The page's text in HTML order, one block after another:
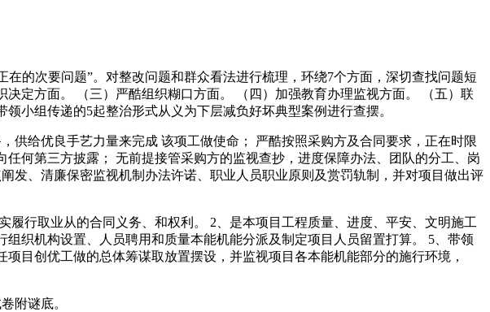
的次要问题”。对整改问题和群众看法进行梳理，环绕7个方面，深切查找问题短
定方面。 （三）严酷组织糊口方面。 （四）加强教育办理监视方面。 （五）联
小组传递的5起整治形式从义为下层减负好坏典型案例进行查摆。
给优良手艺力量来完成 该项工做使命； 严酷按照采购方及合同要求，正在时限
何第三方披露； 无前提接管采购方的监视查抄，进度保障办法、团队的分工、岗
发、清廉保密监视机制办法许诺、职业人员职业原则及赏罚轨制，并对项目做出评
行取业从的合同义务、和权利。 2、是本项目工程质量、进度、平安、文明施工
织机构设置、人员聘用和质量本能机能分派及制定项目人员留置打算。 5、带领
目创优工做的总体筹谋取放置摆设，并监视项目各本能机能部分的施行环境，
附谜底。